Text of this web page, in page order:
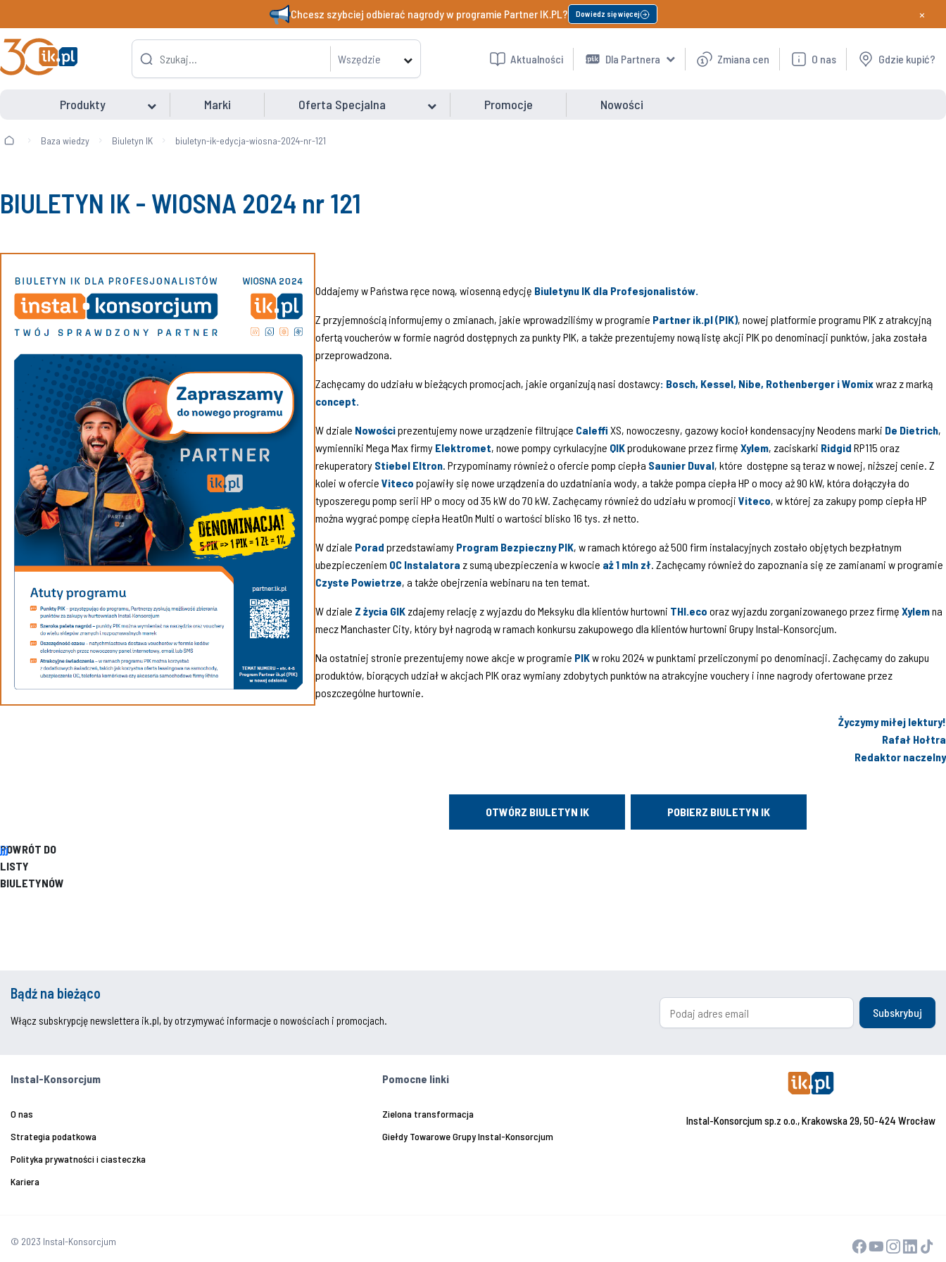
Chcesz szybciej odbierać nagrody w programie Partner IK.PL? Dowiedz się więcej ×
Wszędzie Aktualności Dla Partnera Zmiana cen O nas Gdzie kupić?
Produkty Marki Oferta Specjalna Promocje Nowości
Baza wiedzy Biuletyn IK biuletyn-ik-edycja-wiosna-2024-nr-121
BIULETYN IK - WIOSNA 2024 nr 121
Oddajemy w Państwa ręce nową, wiosenną edycję Biuletynu IK dla Profesjonalistów.
Z przyjemnością informujemy o zmianach, jakie wprowadziliśmy w programie Partner ik.pl (PIK), nowej platformie programu PIK z atrakcyjną
ofertą voucherów w formie nagród dostępnych za punkty PIK, a także prezentujemy nową listę akcji PIK po denominacji punktów, jaka została
przeprowadzona.
Zachęcamy do udziału w bieżących promocjach, jakie organizują nasi dostawcy: Bosch, Kessel, Nibe, Rothenberger i Womixwraz z marką
concept.
W dziale Nowościprezentujemy nowe urządzenie filtrujące Caleffi XS, nowoczesny, gazowy kocioł kondensacyjny Neodens marki De Dietrich,
wymienniki Mega Max firmy Elektromet, nowe pompy cyrkulacyjne QIKprodukowane przez firmę Xylem, zaciskarki Ridgid RP115 oraz
rekuperatory Stiebel Eltron. Przypominamy również o ofercie pomp ciepła Saunier Duval, które dostępne są teraz w nowej, niższej cenie. Z
kolei w ofercie Viteco pojawiły się nowe urządzenia do uzdatniania wody, a także pompa ciepła HP o mocy aż 90 kW, która dołączyła do
typoszeregu pomp serii HP o mocy od 35 kW do 70 kW. Zachęcamy również do udziału w promocji Viteco, w której za zakupy pomp ciepła HP
można wygrać pompę ciepła HeatOn Multi o wartości blisko 16 tys. zł netto.
W dziale Porad przedstawiamy Program Bezpieczny PIK, w ramach którego aż 500 firm instalacyjnych zostało objętych bezpłatnym
ubezpieczeniem OC Instalatora z sumą ubezpieczenia w kwocie aż 1 mln zł. Zachęcamy również do zapoznania się ze zamianami w programie
Czyste Powietrze, a także obejrzenia webinaru na ten temat.
W dziale Z życia GIK zdajemy relację z wyjazdu do Meksyku dla klientów hurtowni THI.eco oraz wyjazdu zorganizowanego przez firmę Xylemna
mecz Manchaster City, który był nagrodą w ramach konkursu zakupowego dla klientów hurtowni Grupy Instal-Konsorcjum.
Na ostatniej stronie prezentujemy nowe akcje w programie PIKw roku 2024 w punktami przeliczonymi po denominacji. Zachęcamy do zakupu
produktów, biorących udział w akcjach PIK oraz wymiany zdobytych punktów na atrakcyjne vouchery i inne nagrody ofertowane przez
poszczególne hurtownie.
Życzymy miłej lektury!
Rafał Hołtra
Redaktor naczelny
OTWÓRZ BIULETYN IK POBIERZ BIULETYN IK
jjj
POWRÓT DO
LISTY
BIULETYNÓW
Bądź na bieżąco
Włącz subskrypcję newslettera ik.pl, by otrzymywać informacje o nowościach i promocjach.
Subskrybuj
Instal-Konsorcjum
O nas
Strategia podatkowa
Polityka prywatności i ciasteczka
Kariera
Pomocne linki
Zielona transformacja
Giełdy Towarowe Grupy Instal-Konsorcjum
Instal-Konsorcjum sp.z o.o., Krakowska 29, 50-424 Wrocław
© 2023 Instal-Konsorcjum